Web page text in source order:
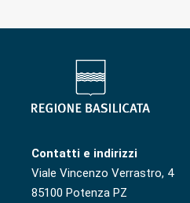
Contatti e indirizzi
Viale Vincenzo Verrastro, 4
85100 Potenza PZ